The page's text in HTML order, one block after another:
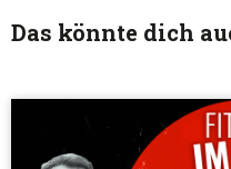
Das könnte dich